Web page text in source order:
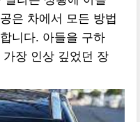
은 차에서 모든 방법
니다. 아들을 구하
장 인상 깊었던 장